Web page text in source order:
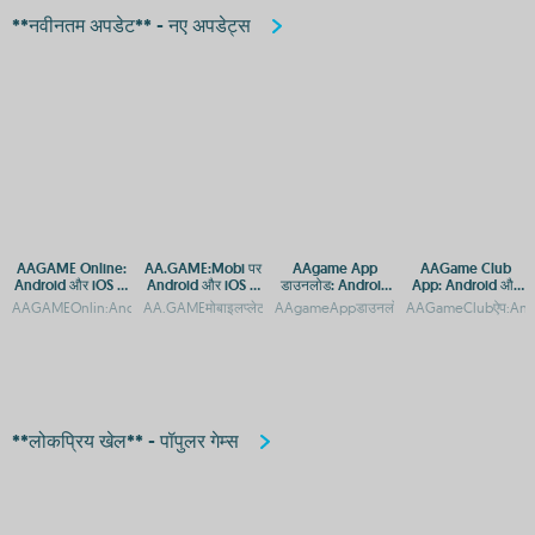
**नवीनतम अपडेट** - नए अपडेट्स
AAGAME Online:
Android और iOS पर
डाउनलोड करें और खेलें
AA.GAME:Mobi पर
Android और iOS के
लिए APK डाउनलोड
करें
AAgame App
डाउनलोड: Android
और iOS के लिए गेमिंग
प्लेटफॉर्म
AAGame Club
App: Android और
iOS प्लेटफ़ॉर्म पर
डाउनलोड गाइड
**लोकप्रिय खेल** - पॉपुलर गेम्स